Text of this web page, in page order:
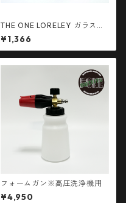
THE ONE LORELEY ガラスコ
ーティング メンテナンス剤 10
0mlお試しサイズ
¥1,366
フォームガン※高圧洗浄機用
¥4,950